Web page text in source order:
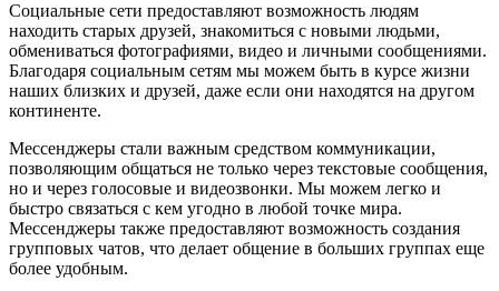
Социальные сети предоставляют возможность людям
находить старых друзей, знакомиться с новыми людьми,
обмениваться фотографиями, видео и личными сообщениями.
Благодаря социальным сетям мы можем быть в курсе жизни
наших близких и друзей, даже если они находятся на другом
континенте.
Мессенджеры стали важным средством коммуникации,
позволяющим общаться не только через текстовые сообщения,
но и через голосовые и видеозвонки. Мы можем легко и
быстро связаться с кем угодно в любой точке мира.
Мессенджеры также предоставляют возможность создания
групповых чатов, что делает общение в больших группах еще
более удобным.